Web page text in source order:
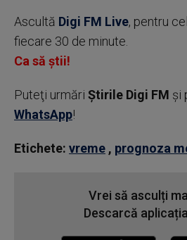
Ascultă Digi FM Live, pentru
fiecare 30 de minute.
Ca să știi!
Puteţi urmări Știrile Digi FM şi
WhatsApp!
Etichete: vreme , prognoza
Vrei să asculți
Descarcă